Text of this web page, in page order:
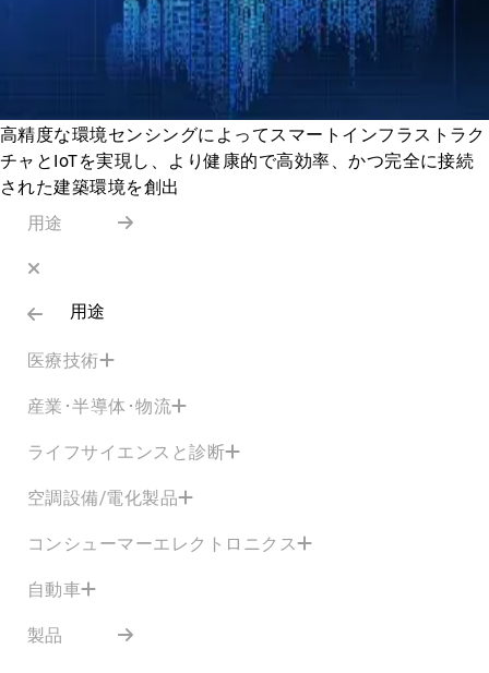
高精度な環境センシングによってスマートインフラストラク
チャとIoTを実現し、より健康的で高効率、かつ完全に接続
された建築環境を創出
用途
用途
医療技術
産業･半導体･物流
ライフサイエンスと診断
空調設備/電化製品
コンシューマーエレクトロニクス
自動車
製品